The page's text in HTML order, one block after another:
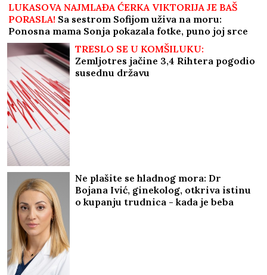
LUKASOVA NAJMLAĐA ĆERKA VIKTORIJA JE BAŠ
PORASLA! Sa sestrom Sofijom uživa na moru:
Ponosna mama Sonja pokazala fotke, puno joj srce
TRESLO SE U KOMŠILUKU:
Zemljotres jačine 3,4 Rihtera pogodio
susednu državu
Ne plašite se hladnog mora: Dr
Bojana Ivić, ginekolog, otkriva istinu
o kupanju trudnica - kada je beba